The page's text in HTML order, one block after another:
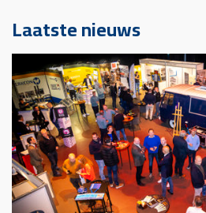
Laatste nieuws